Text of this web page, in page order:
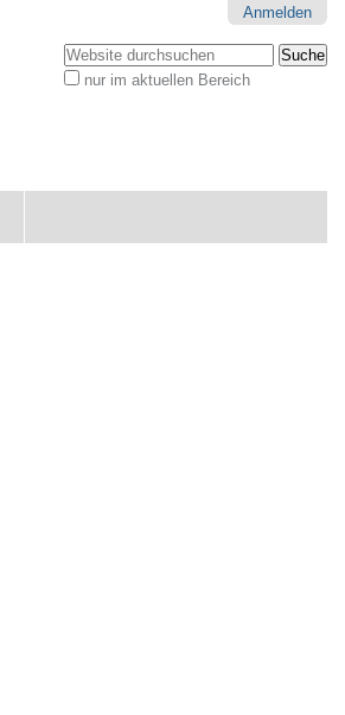
Anmelden
Website durchsuchen
nur im aktuellen Bereich